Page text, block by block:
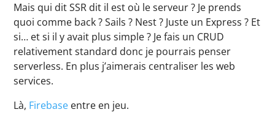
Mais qui dit SSR dit il est où le serveur ? Je prends
quoi comme back ? Sails ? Nest ? Juste un Express ? Et
si… et si il y avait plus simple ? Je fais un CRUD
relativement standard donc je pourrais penser
serverless. En plus j’aimerais centraliser les web
services.
Là, Firebase entre en jeu.